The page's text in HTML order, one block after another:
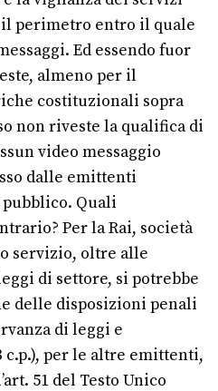
perimetro entro il quale
Ed essendo fuor
almeno per il
costituzionali sopra
non riveste la qualifica di
video messaggio
dalle emittenti
Quali
Per la Rai, società
servizio, oltre alle
di settore, si potrebbe
delle disposizioni penali
di leggi e
c.p.), per le altre emittenti,
51 del Testo Unico